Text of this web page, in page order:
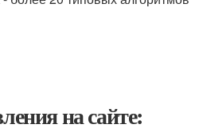
на сайте: